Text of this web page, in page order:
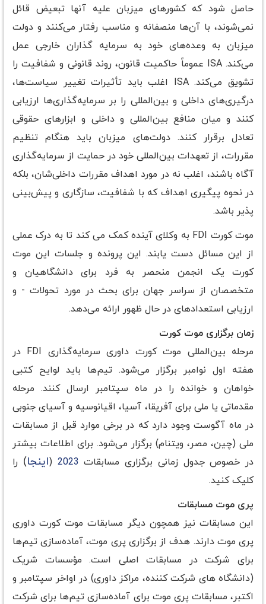
حاصل شود که کشورهای میزبان علیه آنها تبعیض قائل
نمی‌شوند، با آن‌ها منصفانه و مناسب رفتار می‌کنند و دولت
میزبان به وعده‌های خود به سرمایه گذاران خارجی عمل
می‌کند. ISA عموماً حاکمیت قانون، روند قانونی و شفافیت را
تشویق می‌کند. ISA اغلب باید تأثیرات تغییر سیاست‌ها،
درگیری‌های داخلی و بین‌المللی را بر سرمایه‌گذاری‌ها ارزیابی
کنند و میان منافع بین‌المللی و داخلی و ابزارهای حقوقی
تعادل برقرار کنند. دولت‌های میزبان باید هنگام تنظیم
مقررات، از تعهدات بین‌المللی خود در حمایت از سرمایه‌گذاری
آگاه باشند، اغلب نه در مورد اهداف مقررات داخلی‌شان، بلکه
در نحوه پیگیری اهداف که با شفافیت، سازگاری و پیش‌بینی
پذیر باشد.
موت کورت FDI به وکلای آینده کمک می کند تا به درک عملی
از این مسائل دست یابند. این پرونده و جلسات این موت
کورت یک انجمن منحصر به فرد برای دانشگاهیان و
متخصصان از سراسر جهان برای بحث در مورد تحولات - و
ارزیابی استعدادهای در حال ظهور ارائه می‌دهد.
زمان برگزاری موت کورت
مرحله بین‌المللی موت کورت داوری سرمایه‌گذاری FDI در
هفته اول نوامبر برگزار می‌شود. تیم‌ها باید لوایح کتبی
خواهان و خوانده را در ماه سپتامبر ارسال کنند. مرحله
مقدماتی یا ملی برای آفریقا، آسیا، اقیانوسیه و آسیای جنوبی
در ماه آگوست وجود دارد که در برخی موارد قبل از مسابقات
ملی (چین، مصر، ویتنام) برگزار می‌شود. برای اطلاعات بیشتر
در خصوص جدول زمانی برگزاری مسابقات 2023
(اینجا) را
کلیک کنید.
پری موت مسابقات
این مسابقات نیز همچون دیگر مسابقات موت کورت داوری
پری موت دارند. هدف از برگزاری پری موت، آماده‌سازی تیم‌ها
برای شرکت در مسابقات اصلی است. مؤسسات شریک
(دانشگاه های شرکت کننده، مراکز داوری) در اواخر سپتامبر و
اکتبر، مسابقات پری موت برای آماده‌سازی تیم‌ها برای شرکت